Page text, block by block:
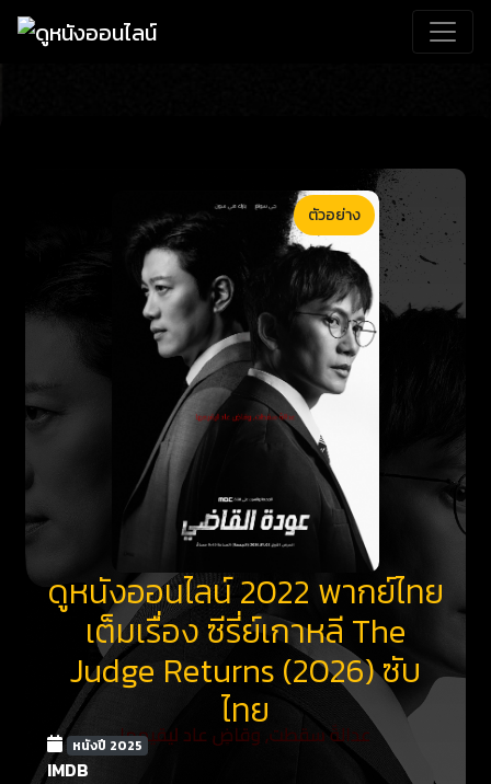
ตัวอย่าง
ดูหนังออนไลน์ 2022 พากย์ไทย
เต็มเรื่อง ซีรี่ย์เกาหลี The
Judge Returns (2026) ซับ
ไทย
หนังปี 2025
IMDB